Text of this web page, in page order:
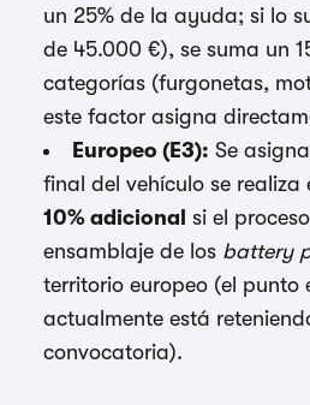
un 25% de la ayuda; si lo
de 45.000 €), se suma un
categorías (furgonetas,
este factor asigna
Europeo (E3): Se
final del vehículo se realiza
10% adicional si el
ensamblaje de los battery
territorio europeo (el punto
actualmente está
convocatoria).